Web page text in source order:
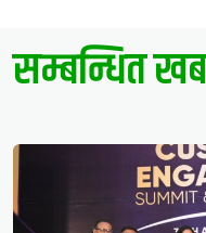
सम्बन्धित